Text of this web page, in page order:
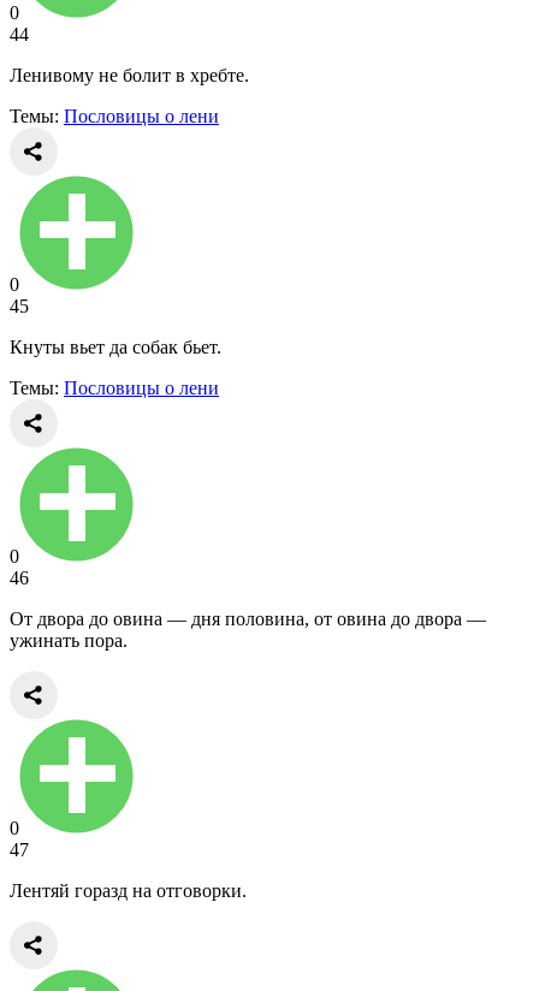
0
44
Ленивому не болит в хребте.
Темы: Пословицы о лени
0
45
Кнуты вьет да собак бьет.
Темы: Пословицы о лени
0
46
От двора до овина — дня половина, от овина до двора —
ужинать пора.
0
47
Лентяй горазд на отговорки.